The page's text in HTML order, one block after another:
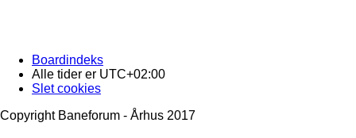
Boardindeks
Alle tider er UTC+02:00
Slet cookies
Copyright Baneforum - Århus 2017